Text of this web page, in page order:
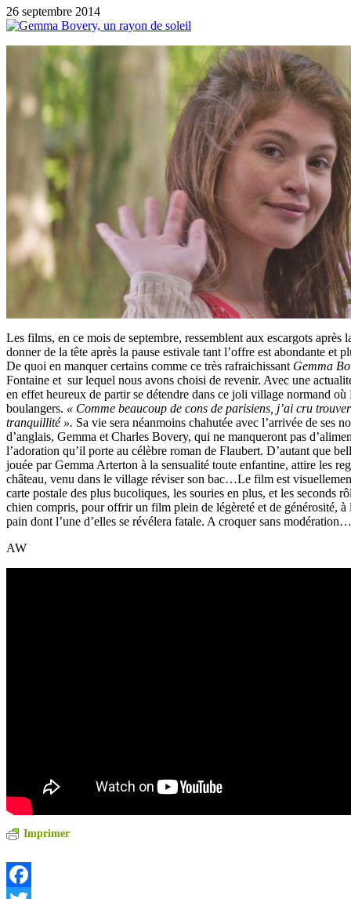
26 septembre 2014
Les films, en ce mois de septembre, ressemblent aux escargots après
donner de la tête après la pause estivale tant l’offre est abondante et
De quoi en manquer certains comme ce très rafraichissant Gemma
Fontaine et sur lequel nous avons choisi de revenir. Avec une
en effet heureux de partir se détendre dans ce joli village normand
boulangers. « Comme beaucoup de cons de parisiens, j’ai cru
tranquillité ». Sa vie sera néanmoins chahutée avec l’arrivée de ses
d’anglais, Gemma et Charles Bovery, qui ne manqueront pas
l’adoration qu’il porte au célèbre roman de Flaubert. D’autant que
jouée par Gemma Arterton à la sensualité toute enfantine, attire les
château, venu dans le village réviser son bac…Le film est
carte postale des plus bucoliques, les souries en plus, et les seconds
chien compris, pour offrir un film plein de légèreté et de générosité, à
pain dont l’une d’elles se révélera fatale. A croquer sans modération…
AW
Imprimer